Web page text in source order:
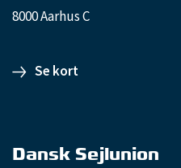
8000 Aarhus C
Se kort
Dansk Sejlunion